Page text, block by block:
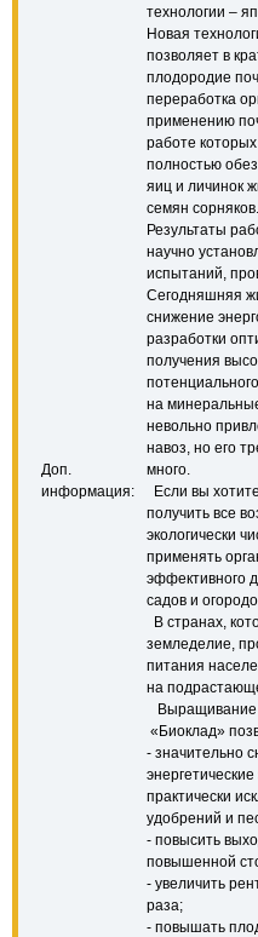
Доп.
информация:
технологии –
Новая
позволяет в
плодородие
переработка
применению
работе
полностью
яиц и личинок
семян сорняков.
Результаты
научно
испытаний,
Сегодняшняя
снижение
разработки
получения
на
невольно
навоз, но его
много.
Если вы
получить все
экологически
применять
эффективного
садов и
В странах,
земледелие,
питания
на
Выращивание
«Биоклад»
- значительно
практически
удобрений и
- повысить
повышенной
- увеличить
раза;
- повышать